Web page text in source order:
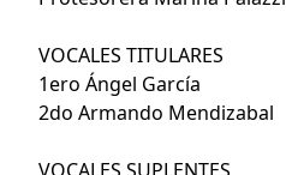
VOCALES TITULARES
1ero Ángel García
2do Armando Mendizabal